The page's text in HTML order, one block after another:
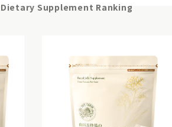
Dietary Supplement Ranking